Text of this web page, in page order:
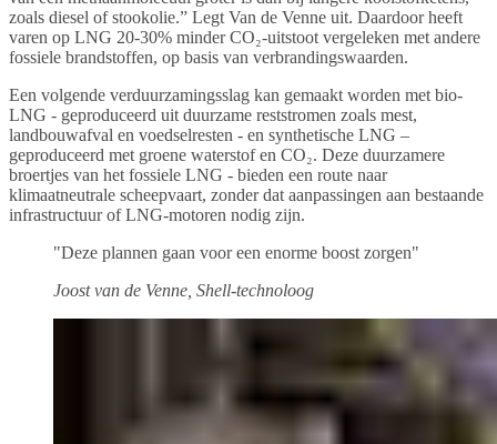
zoals diesel of stookolie.” Legt Van de Venne uit. Daardoor heeft
varen op LNG 20-30% minder CO₂-uitstoot vergeleken met andere
fossiele brandstoffen, op basis van verbrandingswaarden.
Een volgende verduurzamingsslag kan gemaakt worden met bio-
LNG - geproduceerd uit duurzame reststromen zoals mest,
landbouwafval en voedselresten - en synthetische LNG –
geproduceerd met groene waterstof en CO₂. Deze duurzamere
broertjes van het fossiele LNG - bieden een route naar
klimaatneutrale scheepvaart, zonder dat aanpassingen aan bestaande
infrastructuur of LNG-motoren nodig zijn.
"Deze plannen gaan voor een enorme boost zorgen"
Joost van de Venne, Shell-technoloog